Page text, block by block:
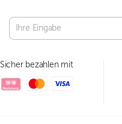
Sicher bezahlen mit